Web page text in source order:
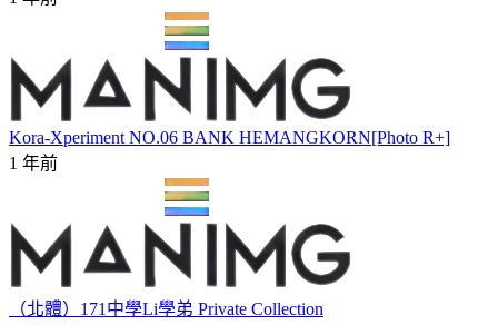
Kora-Xperiment NO.06 BANK HEMANGKORN[Photo R+]
1 年前
（北體）171中學Li學弟 Private Collection